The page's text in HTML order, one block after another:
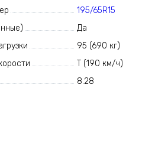
195/65R15
Да
95 (690 кг)
T (190 км/ч)
8.28